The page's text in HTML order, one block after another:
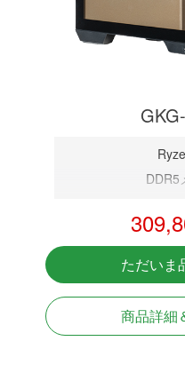
DDR5
無線
ただいま
商品詳細